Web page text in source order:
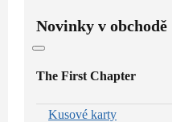
Novinky v obchodě
The First Chapter
Kusové karty